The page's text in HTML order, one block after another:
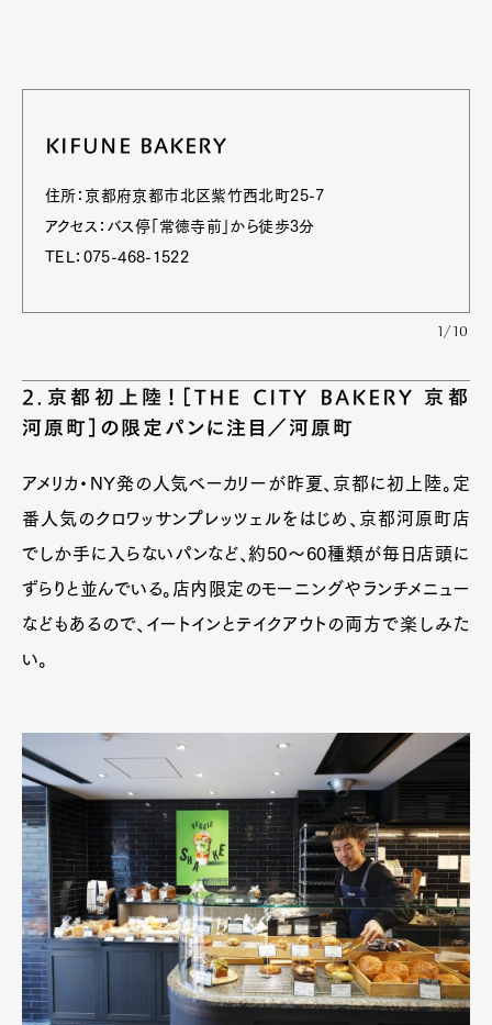
KIFUNE BAKERY
住所：京都府京都市北区紫竹西北町25-7
アクセス：バス停「常徳寺前」から徒歩3分
TEL：075-468-1522
1/10
2.京都初上陸！［THE CITY BAKERY 京都
河原町］の限定パンに注目／河原町
アメリカ・NY発の人気ベーカリーが昨夏、京都に初上陸。定
番人気のクロワッサンプレッツェルをはじめ、京都河原町店
でしか手に入らないパンなど、約50～60種類が毎日店頭に
ずらりと並んでいる。店内限定のモーニングやランチメニュー
などもあるので、イートインとテイクアウトの両方で楽しみた
い。